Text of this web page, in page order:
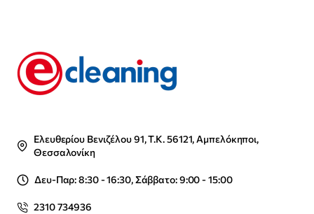
Ελευθερίου Βενιζέλου 91, Τ.Κ. 56121, Αμπελόκηποι,
Θεσσαλονίκη
Δευ-Παρ: 8:30 - 16:30, Σάββατο: 9:00 - 15:00
2310 734936